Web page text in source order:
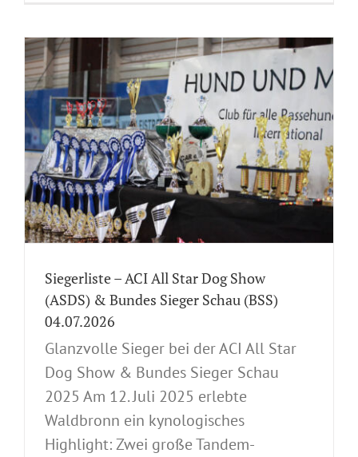
Siegerliste – ACI All Star Dog Show
(ASDS) & Bundes Sieger Schau (BSS)
04.07.2026
Glanzvolle Sieger bei der ACI All Star
Dog Show & Bundes Sieger Schau
2025 Am 12. Juli 2025 erlebte
Waldbronn ein kynologisches
Highlight: Zwei große Tandem-